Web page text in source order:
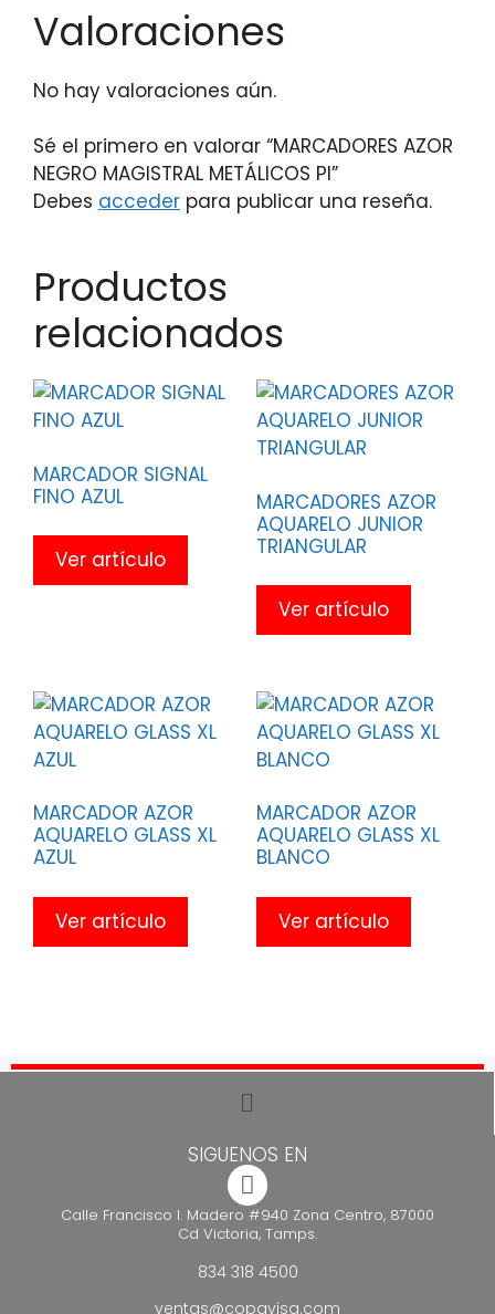
Valoraciones
No hay valoraciones aún.
Sé el primero en valorar “MARCADORES AZOR
NEGRO MAGISTRAL METÁLICOS PI”
Debes acceder para publicar una reseña.
Productos
relacionados
MARCADOR SIGNAL
FINO AZUL
Ver artículo
MARCADORES AZOR
AQUARELO JUNIOR
TRIANGULAR
Ver artículo
MARCADOR AZOR
AQUARELO GLASS XL
AZUL
Ver artículo
MARCADOR AZOR
AQUARELO GLASS XL
BLANCO
Ver artículo
SIGUENOS EN
Calle Francisco I. Madero #940 Zona Centro, 87000
Cd Victoria, Tamps.
834 318 4500
ventas@copavisa.com